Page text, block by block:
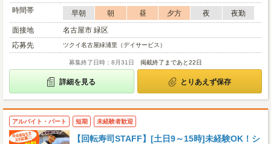
時間帯
早朝 朝 昼 夕方 夜
夜勤
面接地
名古屋市 緑区
応募先
ツクイ名古屋緑浦里（デイサービス）
募集終了日時：8月31日 掲載終了まであと22日
詳細を見る とりあえず保存
アルバイト・パート 短期 未経験者歓迎
【回転寿司STAFF】[土日9～15時]未経験OK！シ